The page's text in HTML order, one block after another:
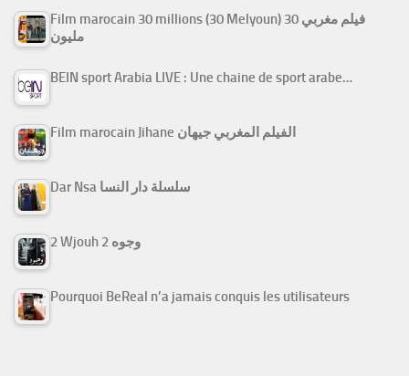
Film marocain 30 millions (30 Melyoun) فيلم مغربي 30
مليون
BEIN sport Arabia LIVE : Une chaine de sport arabe…
Film marocain Jihane الفيلم المغربي جيهان
Dar Nsa سلسلة دار النسا
2 Wjouh 2 وجوه
Pourquoi BeReal n’a jamais conquis les utilisateurs